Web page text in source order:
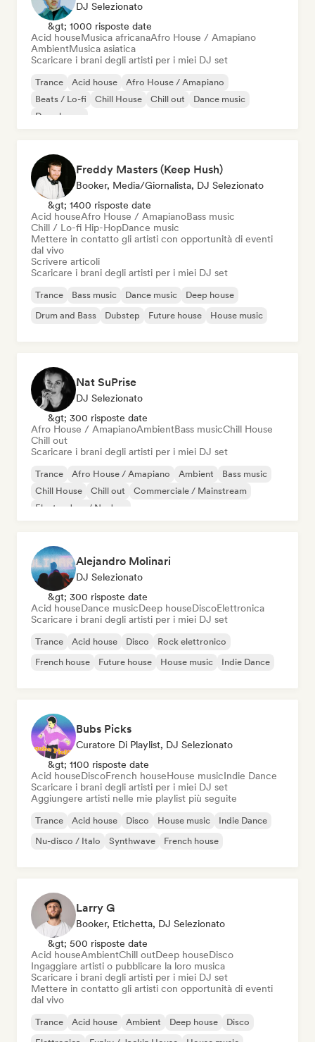
DJ Selezionato
&gt; 1000 risposte date
Acid houseMusica africanaAfro House / Amapiano
AmbientMusica asiatica
Scaricare i brani degli artisti per i miei DJ set
Trance Acid house
Afro House / Amapiano
Beats / Lo-fi
Chill House Chill out
Dance music
Deep house
Freddy Masters (Keep Hush)
Booker, Media/Giornalista, DJ Selezionato
&gt; 1400 risposte date
Acid houseAfro House / AmapianoBass music
Chill / Lo-fi Hip-HopDance music
Mettere in contatto gli artisti con opportunità di eventi
dal vivo
Scrivere articoli
Scaricare i brani degli artisti per i miei DJ set
Trance Bass music Dance music
Deep house
Drum and Bass
Dubstep Future house House music
Nat SuPrise
DJ Selezionato
&gt; 300 risposte date
Afro House / AmapianoAmbientBass musicChill House
Chill out
Scaricare i brani degli artisti per i miei DJ set
Trance Afro House / Amapiano Ambient
Bass music
Chill House
Chill out
Commerciale / Mainstream
Electro Jazz / Nu Jazz
Alejandro Molinari
DJ Selezionato
&gt; 300 risposte date
Acid houseDance musicDeep houseDiscoElettronica
Scaricare i brani degli artisti per i miei DJ set
Trance Acid house Disco
Rock elettronico
French house
Future house House music Indie Dance
Bubs Picks
Curatore Di Playlist, DJ Selezionato
&gt; 1100 risposte date
Acid houseDiscoFrench houseHouse musicIndie Dance
Scaricare i brani degli artisti per i miei DJ set
Aggiungere artisti nelle mie playlist più seguite
Trance Acid house Disco House music
Indie Dance
Nu-disco / Italo
Synthwave French house
Larry G
Booker, Etichetta, DJ Selezionato
&gt; 500 risposte date
Acid houseAmbientChill outDeep houseDisco
Ingaggiare artisti o pubblicare la loro musica
Scaricare i brani degli artisti per i miei DJ set
Mettere in contatto gli artisti con opportunità di eventi
dal vivo
Trance Acid house Ambient Deep house
Disco